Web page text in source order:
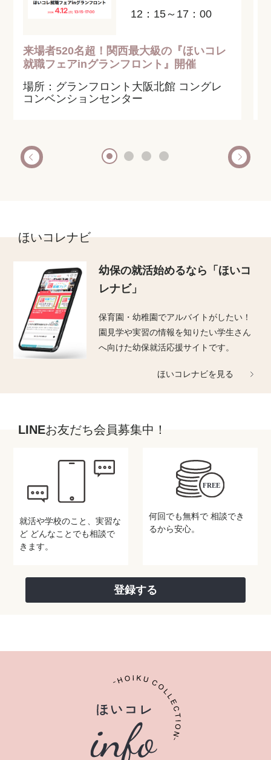
12：15～17：00
来場者520名超！関西最大級の『ほいコレ
就職フェアinグランフロント』開催
場所：グランフロント大阪北館 コングレ
コンベンションセンター
ほいコレナビ
幼保の就活始めるなら 「ほいコ
レナビ」
保育園・幼稚園でアルバイトがしたい！
園見学や実習の情報を知りたい学生さん
へ向けた幼保就活応援サイトです。
ほいコレナビを見る
LINEお友だち会員募集中！
就活や学校のこと、実習な
どどんなことでも相談で
きます。
何回でも無料で相談でき
るから安心。
登録する